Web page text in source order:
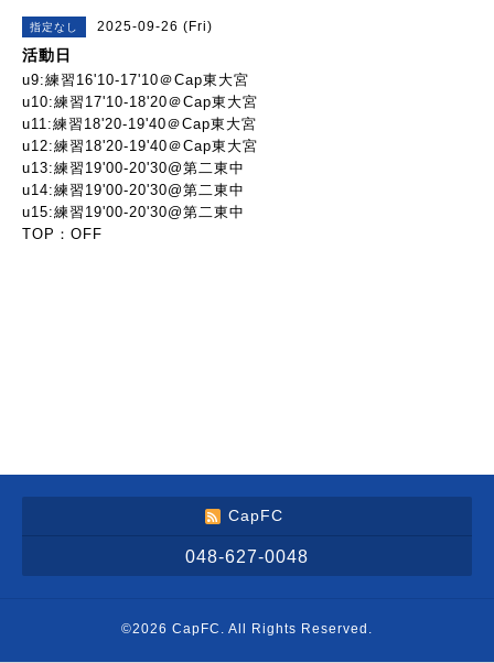
指定なし 2025-09-26 (Fri)
活動日
u9:練習16'10-17'10＠Cap東大宮
u10:練習17'10-18'20＠Cap東大宮
u11:練習18'20-19'40＠Cap東大宮
u12:練習18'20-19'40＠Cap東大宮
u13:練習19'00-20'30@第二東中
u14:練習19'00-20'30@第二東中
u15:練習19'00-20'30@第二東中
TOP：OFF
CapFC
048-627-0048
©2026 CapFC . All Rights Reserved.